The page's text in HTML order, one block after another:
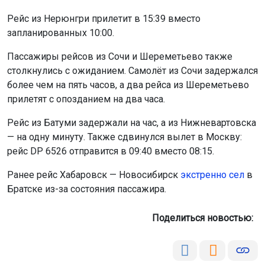
Рейс из Нерюнгри прилетит в 15:39 вместо
запланированных 10:00.
Пассажиры рейсов из Сочи и Шереметьево также
столкнулись с ожиданием. Самолёт из Сочи задержался
более чем на пять часов, а два рейса из Шереметьево
прилетят с опозданием на два часа.
Рейс из Батуми задержали на час, а из Нижневартовска
— на одну минуту. Также сдвинулся вылет в Москву:
рейс DP 6526 отправится в 09:40 вместо 08:15.
Ранее рейс Хабаровск — Новосибирск экстренно сел в
Братске из-за состояния пассажира.
Поделиться новостью: